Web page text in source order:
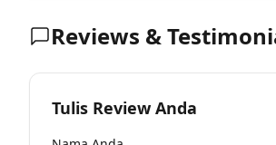
Reviews &
Tulis Review Anda